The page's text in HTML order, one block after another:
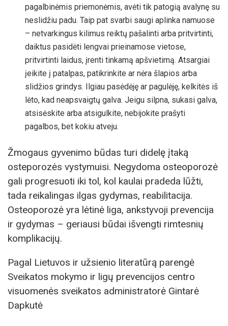
pagalbinėmis priemonėmis, avėti tik patogią avalynę su
neslidžiu padu. Taip pat svarbi saugi aplinka namuose
– netvarkingus kilimus reiktų pašalinti arba pritvirtinti,
daiktus pasidėti lengvai prieinamose vietose,
pritvirtinti laidus, įrenti tinkamą apšvietimą. Atsargiai
įeikite į patalpas, patikrinkite ar nėra šlapios arba
slidžios grindys. Ilgiau pasėdėję ar pagulėję, kelkitės iš
lėto, kad neapsvaigtų galva. Jeigu silpna, sukasi galva,
atsisėskite arba atsigulkite, nebijokite prašyti
pagalbos, bet kokiu atveju.
Žmogaus gyvenimo būdas turi didelę įtaką
osteporozės vystymuisi. Negydoma osteoporozė
gali progresuoti iki tol, kol kaulai pradeda lūžti,
tada reikalingas ilgas gydymas, reabilitacija.
Osteoporozė yra lėtinė liga, ankstyvoji prevencija
ir gydymas – geriausi būdai išvengti rimtesnių
komplikacijų.
Pagal Lietuvos ir užsienio literatūrą parengė
Sveikatos mokymo ir ligų prevencijos centro
visuomenės sveikatos administratorė Gintarė
Dapkutė